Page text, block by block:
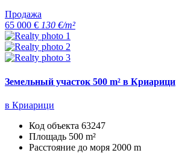
Продажа
65 000 € 130 €/m²
Земельный участок 500 m² в Криарици
в Криарици
Код объекта 63247
Площадь 500 m²
Расстояние до моря 2000 m